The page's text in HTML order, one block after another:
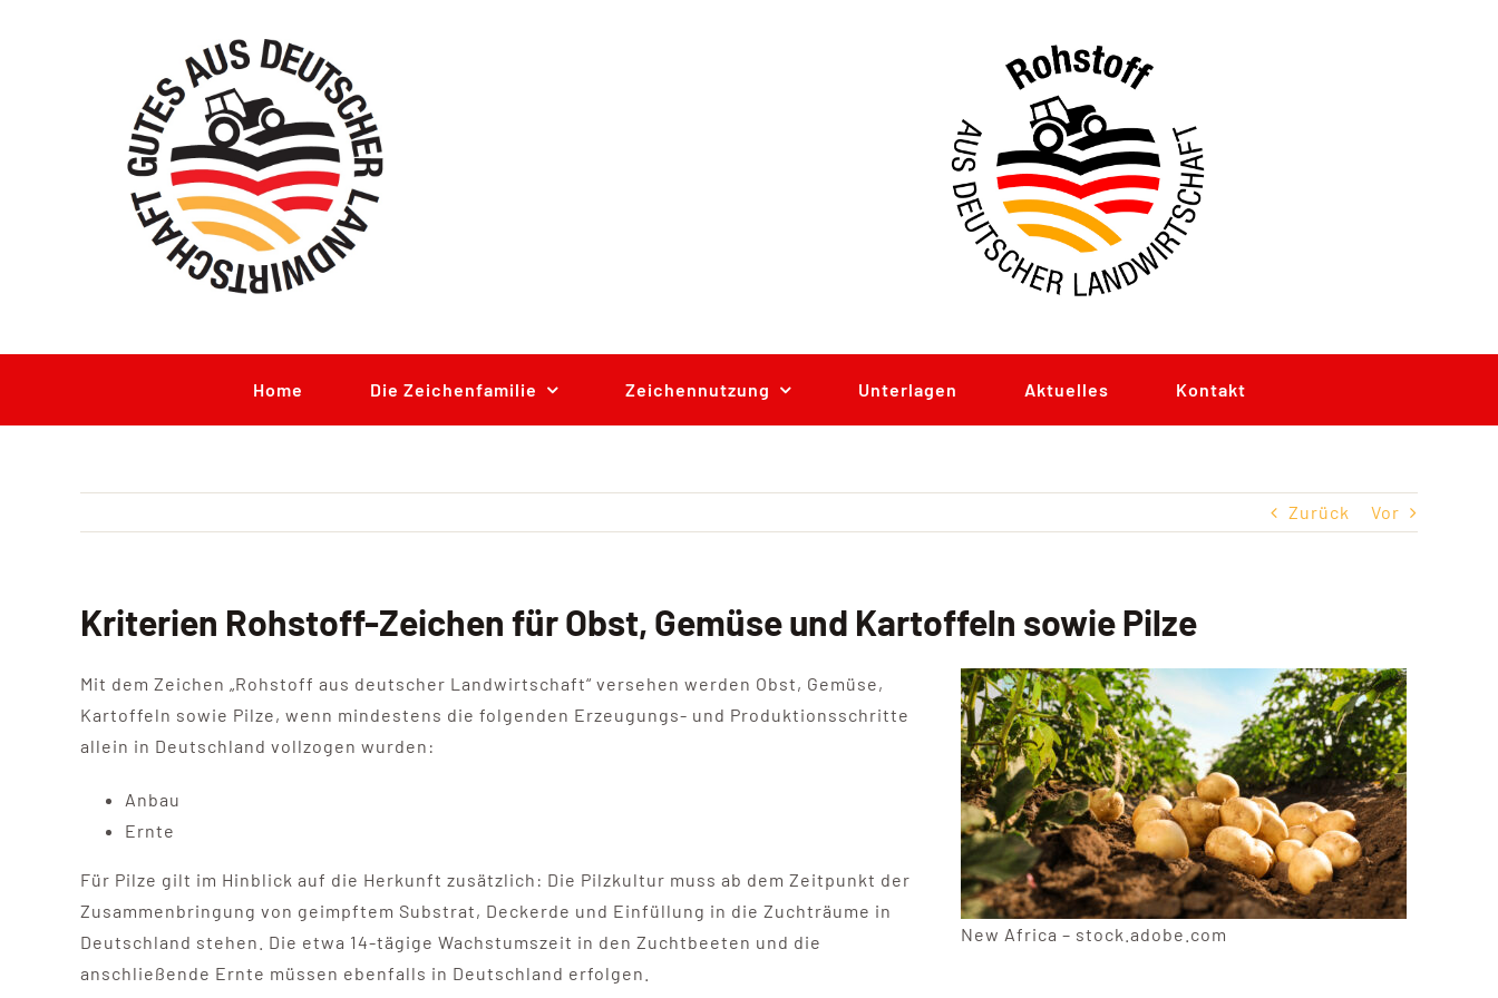
Home Die Zeichenfamilie Zeichennutzung Unterlagen Aktuelles Kontakt
Zurück Vor
Kriterien Rohstoff-Zeichen für Obst, Gemüse und Kartoffeln sowie Pilze
New Africa – stock.adobe.com
Mit dem Zeichen „Rohstoff aus deutscher Landwirtschaft“ versehen werden Obst, Gemüse,
Kartoffeln sowie Pilze, wenn mindestens die folgenden Erzeugungs- und Produktionsschritte
allein in Deutschland vollzogen wurden:
Anbau
Ernte
Für Pilze gilt im Hinblick auf die Herkunft zusätzlich: Die Pilzkultur muss ab dem Zeitpunkt der
Zusammenbringung von geimpftem Substrat, Deckerde und Einfüllung in die Zuchträume in
Deutschland stehen. Die etwa 14-tägige Wachstumszeit in den Zuchtbeeten und die
anschließende Ernte müssen ebenfalls in Deutschland erfolgen.